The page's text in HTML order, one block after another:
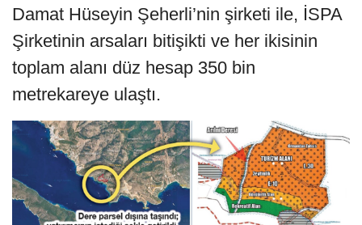
Damat Hüseyin Şeherli’nin şirketi ile, İSPA
Şirketinin arsaları bitişikti ve her ikisinin
toplam alanı düz hesap 350 bin
metrekareye ulaştı.